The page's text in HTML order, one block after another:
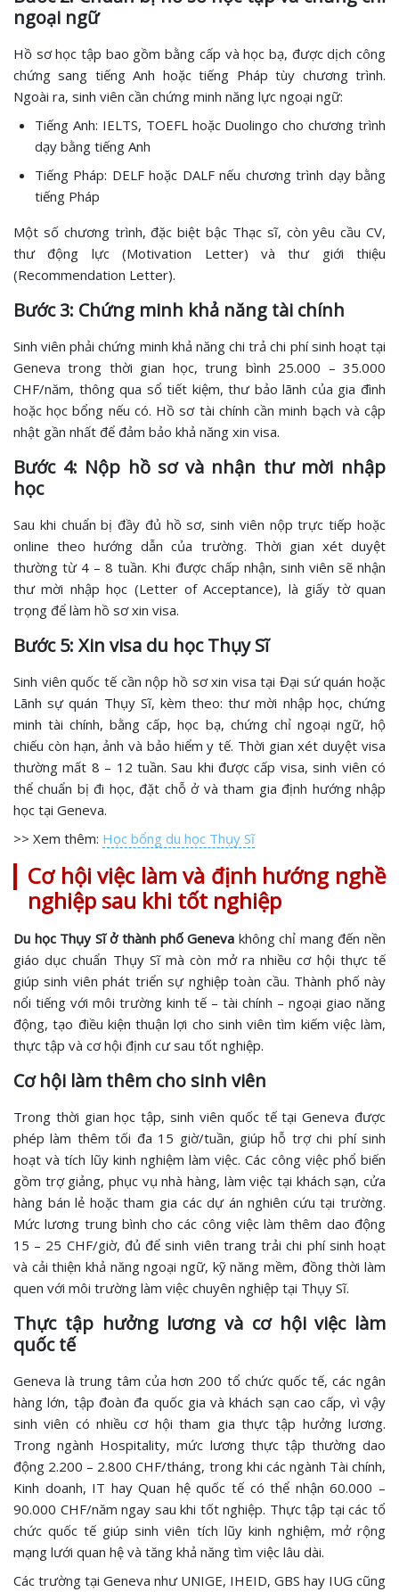
ngoại ngữ
Hồ sơ học tập bao gồm bằng cấp và học bạ, được dịch công
chứng sang tiếng Anh hoặc tiếng Pháp tùy chương trình.
Ngoài ra, sinh viên cần chứng minh năng lực ngoại ngữ:
Tiếng Anh: IELTS, TOEFL hoặc Duolingo cho chương trình
dạy bằng tiếng Anh
Tiếng Pháp: DELF hoặc DALF nếu chương trình dạy bằng
tiếng Pháp
Một số chương trình, đặc biệt bậc Thạc sĩ, còn yêu cầu CV,
thư động lực (Motivation Letter) và thư giới thiệu
(Recommendation Letter).
Bước 3: Chứng minh khả năng tài chính
Sinh viên phải chứng minh khả năng chi trả chi phí sinh hoạt tại
Geneva trong thời gian học, trung bình 25.000 – 35.000
CHF/năm, thông qua sổ tiết kiệm, thư bảo lãnh của gia đình
hoặc học bổng nếu có. Hồ sơ tài chính cần minh bạch và cập
nhật gần nhất để đảm bảo khả năng xin visa.
Bước 4: Nộp hồ sơ và nhận thư mời nhập
học
Sau khi chuẩn bị đầy đủ hồ sơ, sinh viên nộp trực tiếp hoặc
online theo hướng dẫn của trường. Thời gian xét duyệt
thường từ 4 – 8 tuần. Khi được chấp nhận, sinh viên sẽ nhận
thư mời nhập học (Letter of Acceptance), là giấy tờ quan
trọng để làm hồ sơ xin visa.
Bước 5: Xin visa du học Thụy Sĩ
Sinh viên quốc tế cần nộp hồ sơ xin visa tại Đại sứ quán hoặc
Lãnh sự quán Thụy Sĩ, kèm theo: thư mời nhập học, chứng
minh tài chính, bằng cấp, học bạ, chứng chỉ ngoại ngữ, hộ
chiếu còn hạn, ảnh và bảo hiểm y tế. Thời gian xét duyệt visa
thường mất 8 – 12 tuần. Sau khi được cấp visa, sinh viên có
thể chuẩn bị đi học, đặt chỗ ở và tham gia định hướng nhập
học tại Geneva.
>> Xem thêm: Học bổng du học Thụy Sĩ
Cơ hội việc làm và định hướng nghề
nghiệp sau khi tốt nghiệp
Du học Thụy Sĩ ở thành phố Geneva không chỉ mang đến nền
giáo dục chuẩn Thụy Sĩ mà còn mở ra nhiều cơ hội thực tế
giúp sinh viên phát triển sự nghiệp toàn cầu. Thành phố này
nổi tiếng với môi trường kinh tế – tài chính – ngoại giao năng
động, tạo điều kiện thuận lợi cho sinh viên tìm kiếm việc làm,
thực tập và cơ hội định cư sau tốt nghiệp.
Cơ hội làm thêm cho sinh viên
Trong thời gian học tập, sinh viên quốc tế tại Geneva được
phép làm thêm tối đa 15 giờ/tuần, giúp hỗ trợ chi phí sinh
hoạt và tích lũy kinh nghiệm làm việc. Các công việc phổ biến
gồm trợ giảng, phục vụ nhà hàng, làm việc tại khách sạn, cửa
hàng bán lẻ hoặc tham gia các dự án nghiên cứu tại trường.
Mức lương trung bình cho các công việc làm thêm dao động
15 – 25 CHF/giờ, đủ để sinh viên trang trải chi phí sinh hoạt
và cải thiện khả năng ngoại ngữ, kỹ năng mềm, đồng thời làm
quen với môi trường làm việc chuyên nghiệp tại Thụy Sĩ.
Thực tập hưởng lương và cơ hội việc làm
quốc tế
Geneva là trung tâm của hơn 200 tổ chức quốc tế, các ngân
hàng lớn, tập đoàn đa quốc gia và khách sạn cao cấp, vì vậy
sinh viên có nhiều cơ hội tham gia thực tập hưởng lương.
Trong ngành Hospitality, mức lương thực tập thường dao
động 2.200 – 2.800 CHF/tháng, trong khi các ngành Tài chính,
Kinh doanh, IT hay Quan hệ quốc tế có thể nhận 60.000 –
90.000 CHF/năm ngay sau khi tốt nghiệp. Thực tập tại các tổ
chức quốc tế giúp sinh viên tích lũy kinh nghiệm, mở rộng
mạng lưới quan hệ và tăng khả năng tìm việc lâu dài.
Các trường tại Geneva như UNIGE, IHEID, GBS hay IUG cũng